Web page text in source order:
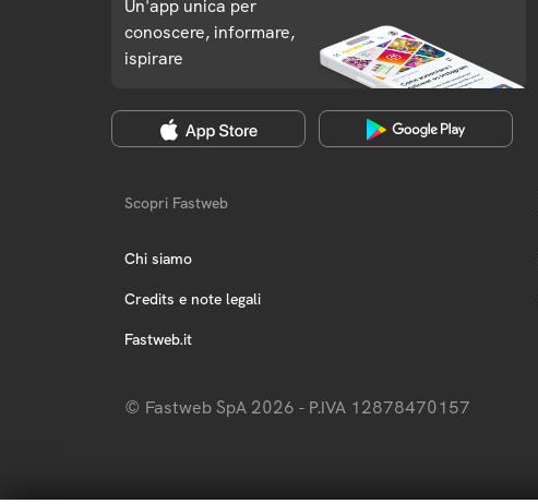
Un'app unica per
conoscere, informare,
ispirare
Scopri Fastweb
Chi siamo
Credits e note legali
Fastweb.it
© Fastweb SpA 2026 - P.IVA 12878470157